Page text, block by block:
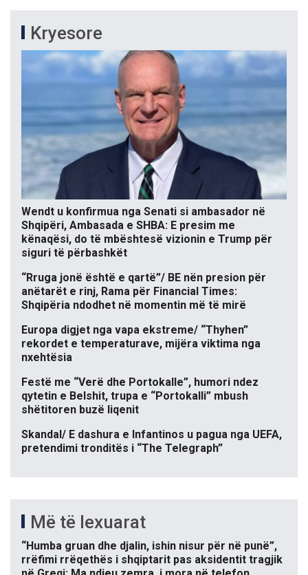
Kryesore
Wendt u konfirmua nga Senati si ambasador në
Shqipëri, Ambasada e SHBA: E presim me
kënaqësi, do të mbështesë vizionin e Trump për
siguri të përbashkët
“Rruga jonë është e qartë”/ BE nën presion për
anëtarët e rinj, Rama për Financial Times:
Shqipëria ndodhet në momentin më të mirë
Europa digjet nga vapa ekstreme/ “Thyhen”
rekordet e temperaturave, mijëra viktima nga
nxehtësia
Festë me “Verë dhe Portokalle”, humori ndez
qytetin e Belshit, trupa e “Portokalli” mbush
shëtitoren buzë liqenit
Skandal/ E dashura e Infantinos u pagua nga UEFA,
pretendimi tronditës i “The Telegraph”
Më të lexuarat
“Humba gruan dhe djalin, ishin nisur për në punë”,
rrëfimi rrëqethës i shqiptarit pas aksidentit tragjik